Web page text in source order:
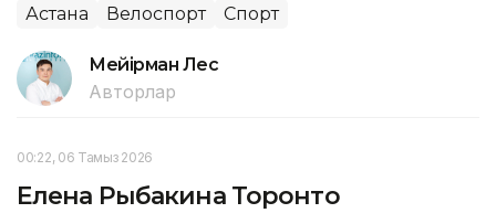
Астана Велоспорт Спорт
Мейірман Лес
Авторлар
00:22, 06 Тамыз 2026
Елена Рыбакина Торонто